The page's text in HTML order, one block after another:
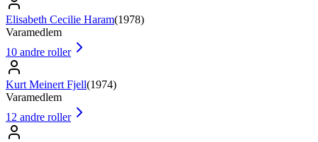
Elisabeth Cecilie Haram(1978)
Varamedlem
10 andre roller
Kurt Meinert Fjell(1974)
Varamedlem
12 andre roller